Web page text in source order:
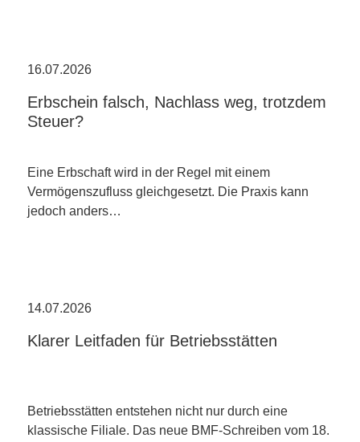
16.07.2026
Erbschein falsch, Nachlass weg, trotzdem
Steuer?
Eine Erbschaft wird in der Regel mit einem
Vermögenszufluss gleichgesetzt. Die Praxis kann
jedoch anders…
14.07.2026
Klarer Leitfaden für Betriebsstätten
Betriebsstätten entstehen nicht nur durch eine
klassische Filiale. Das neue BMF-Schreiben vom 18.